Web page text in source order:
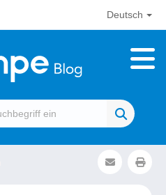
Deutsch